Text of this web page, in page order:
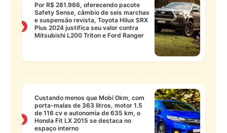
❯
Por R$ 281.966, oferecendo pacote
Safety Sense, câmbio de seis marchas
e suspensão revista, Toyota Hilux SRX
Plus 2024 justifica seu valor contra
Mitsubishi L200 Triton e Ford Ranger
❯
Custando menos que Mobi 0km, com
porta-malas de 363 litros, motor 1.5
de 116 cv e autonomia de 635 km, o
Honda Fit LX 2015 se destaca no
espaço interno